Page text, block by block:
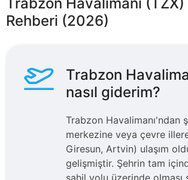
Rehberi (2026)
Trabzon
nasıl giderim?
Trabzon Havalimanı'ndan
merkezine veya çevre
Giresun, Artvin) ulaşım
gelişmiştir. Şehrin tam
sahil yolu üzerinde olması